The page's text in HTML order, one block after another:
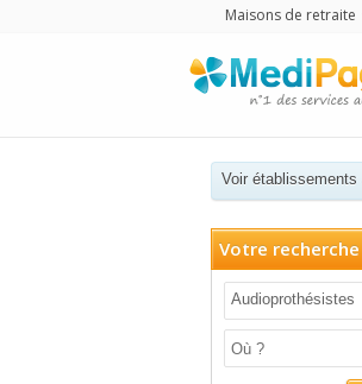
Maisons de retraite
Voir établissements
Votre recherche
Audioprothésistes